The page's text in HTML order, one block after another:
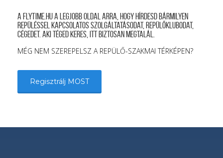
A FLYTIME.HU a legjobb oldal arra, hogy hírdesd bármilyen
repüléssel kapcsolatos szolgáltatásodat, repülőklubodat,
cégedet. Aki téged keres, itt biztosan megtalál.
MÉG NEM SZEREPELSZ A REPÜLŐ-SZAKMAI TÉRKÉPEN?
Regisztrálj MOST